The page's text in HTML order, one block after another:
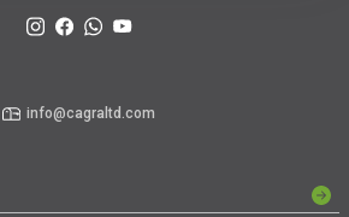
info@cagraltd.com